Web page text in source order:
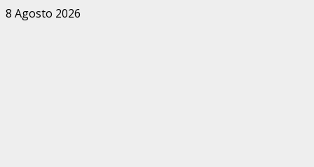
Zum
8 Agosto 2026